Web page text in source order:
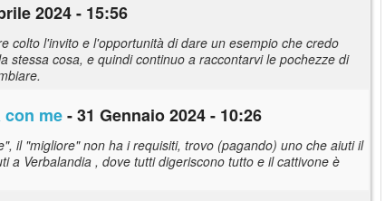
2024 - 15:56
colto l'invito e l'opportunità di dare un esempio che credo
cosa, e quindi continuo a raccontarvi le pochezze di
me- 31 Gennaio 2024 - 10:26
il "migliore" non ha i requisiti, trovo (pagando) uno che aiuti il
a Verbalandia , dove tutti digeriscono tutto e il cattivone è